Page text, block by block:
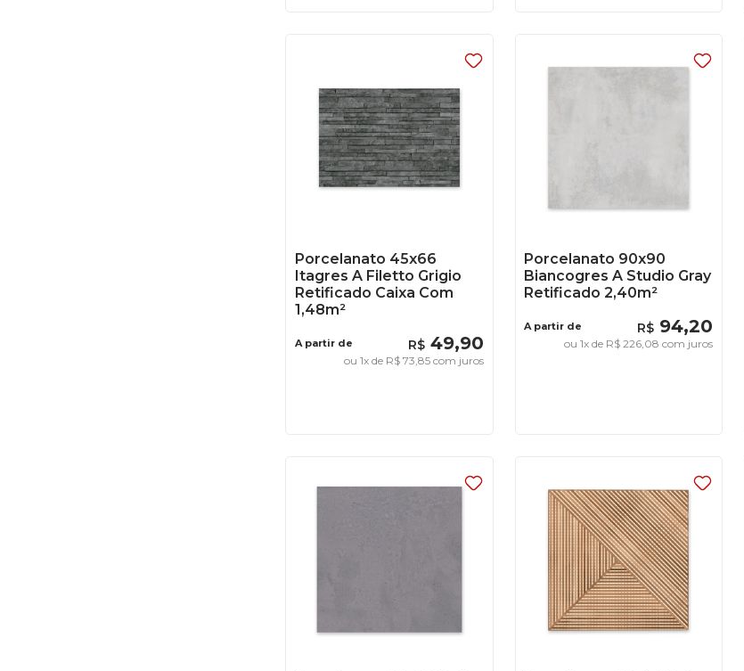
Porcelanato 45x66
Itagres A Filetto Grigio
Retificado Caixa Com
1,48m²
A partir de R$ 49,90
ou 1x de R$ 73 85com juros
Porcelanato 90x90
Biancogres A Studio Gray
Retificado 2,40m²
A partir de R$ 94,20
ou1x de R$ 226 08 com juros